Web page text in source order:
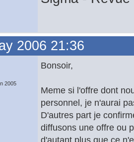
2006 21:36
2005
Bonsoir,
Meme si l'offre dont
personnel, je n'aurai
D'autres part je
diffusons une offre ou
d'autant plus que ce